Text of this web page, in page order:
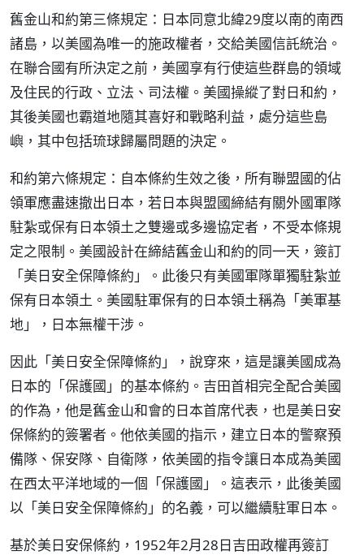
舊金山和約第三條規定：日本同意北緯29度以南的南西
諸島，以美國為唯一的施政權者，交給美國信託統治。
在聯合國有所決定之前，美國享有行使這些群島的領域
及住民的行政、立法、司法權。美國操縱了對日和約，
其後美國也霸道地隨其喜好和戰略利益，處分這些島
嶼，其中包括琉球歸屬問題的決定。
和約第六條規定：自本條約生效之後，所有聯盟國的佔
領軍應盡速撤出日本，若日本與盟國締結有關外國軍隊
駐紮或保有日本領土之雙邊或多邊協定者，不受本條規
定之限制。美國設計在締結舊金山和約的同一天，簽訂
「美日安全保障條約」。此後只有美國軍隊單獨駐紮並
保有日本領土。美國駐軍保有的日本領土稱為「美軍基
地」，日本無權干涉。
因此「美日安全保障條約」，說穿來，這是讓美國成為
日本的「保護國」的基本條約。吉田首相完全配合美國
的作為，他是舊金山和會的日本首席代表，也是美日安
保條約的簽署者。他依美國的指示，建立日本的警察預
備隊、保安隊、自衛隊，依美國的指令讓日本成為美國
在西太平洋地域的一個「保護國」。這表示，此後美國
以「美日安全保障條約」的名義，可以繼續駐軍日本。
基於美日安保條約，1952年2月28日吉田政權再簽訂